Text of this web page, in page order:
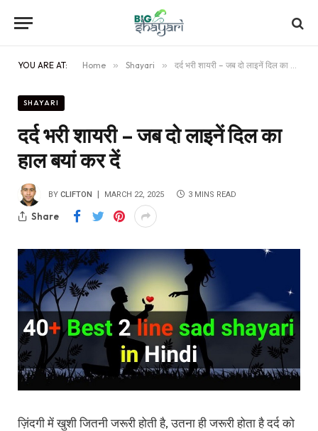
YOU ARE AT: Home » Shayari » दर्द भरी शायरी – जब दो लाइनें दिल का हाल बयां कर दें
SHAYARI
दर्द भरी शायरी – जब दो लाइनें दिल का
हाल बयां कर दें
BY CLIFTON MARCH 22, 2025 3 MINS READ
Share
ज़िंदगी में खुशी जितनी जरूरी होती है, उतना ही जरूरी होता है दर्द को